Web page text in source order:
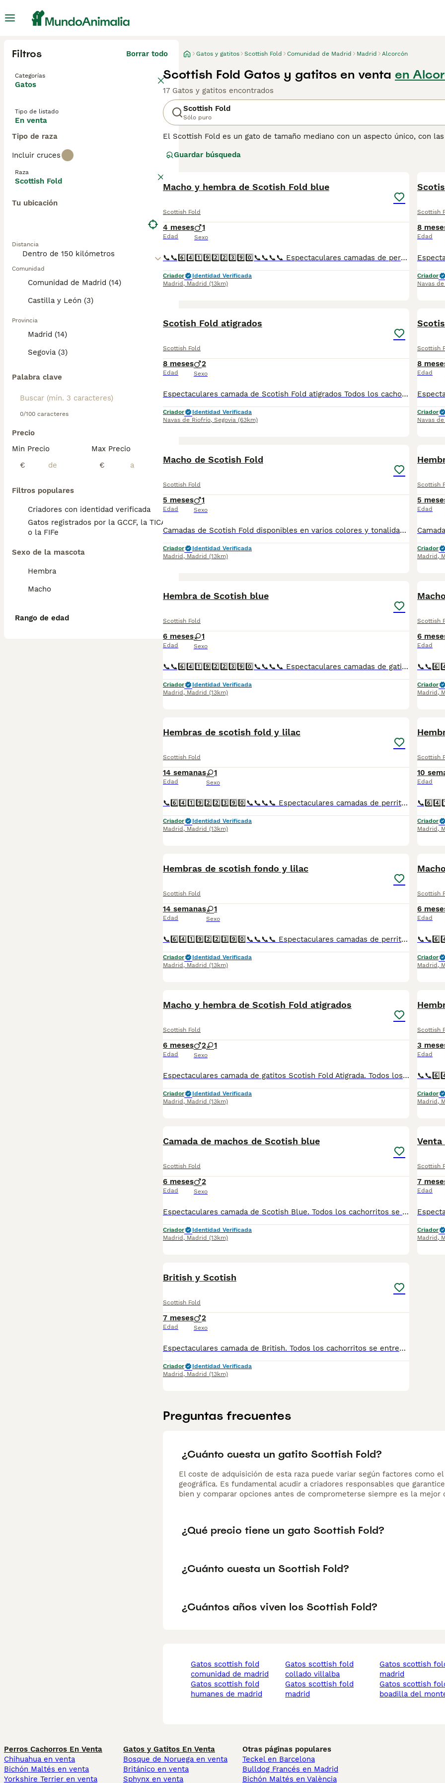
Filtros Borrar todo
Categorías
Gatos
Tipo de listado
En venta
Tipo de raza
Incluir cruces
Raza
Scottish Fold
Tu ubicación
Distancia
Comunidad
Comunidad de Madrid (14)
Castilla y León (3)
Provincia
Madrid (14)
Segovia (3)
Palabra clave
0/100 caracteres
Precio
Min Precio
€
Max Precio
€
Filtros populares
Criadores con identidad verificada
Gatos registrados por la GCCF, la TICA
o la FIFe
Sexo de la mascota
Hembra
Macho
Rango de edad
Gatos y gatitos Scottish Fold Comunidad de Madrid Madrid Alcorcón
Scottish Fold Gatos y gatitos en venta en
17 Gatos y gatitos encontrados
Scottish Fold
Sólo puro
El Scottish Fold es un gato de tamaño mediano con un aspecto único, con
han encontrado su camino en los corazones y hogares de personas de
Lee nuestrapágina de consejos de compra de Scottish Fold para obtener
Guardar búsqueda
Macho y hembra de Scotish Fold blue
Scottish Fold
4 meses
Edad
1
Sexo
📞📞6️⃣4️⃣1️⃣9️⃣2️⃣2️⃣3️⃣9️⃣0️⃣📞📞📞📞 Espectaculares camadas de perritos de Scotish Fold blue nacionales descendientes de las mejores líneas de sangre. Disponibles tanto hembras como machos. Las camadas están bajo supervisión veterinaria desde su nacimiento hasta que son entregadas a su nueva familia. Criados por un equipo de profesionales y mejores personas que, con más de 20 años de experiencia , cuidan a los animales por vocación, aplicando una cría ética y responsable para que cada cachorro se desarrolle con la mejor salud y con un buen temperamento. Todos los cachorritos se entregan con unos dos meses y medio de edad y sus vacunas correspondientes, desparasitados interna y externamente, con certificado de salud, y garantía tanto por enfermedad vírica como congénito genética. Posibilidad de entregar en toda España mediante transporte propio preparado para animales y con chofer privado. Los precios pueden variar según las características y morfología de cada cachorro. Añádenos al whats app o llámanos, y encantados atenderemos todas tus dudas y consultas. Teléfono / Whats app: 641 92 23 90
Criador
Identidad Verificada
Madrid , Madrid (13km)
Scottish
8
Edad
Criador
Navas
Scotish Fold atigrados
Scottish Fold
8 meses
Edad
2
Sexo
Espectaculares camada de Scotish Fold atigrados Todos los cachorritos se entregan con unos dos meses y medio de edad y sus vacunas correspondientes, desparasitados interna y externamente, con certificado de salud, y garantía tanto por enfermedad vírica como congénito genética. Posibilidad de entregar en toda España mediante transporte propio preparado para animales y con chofer privado. Los precios pueden variar según las características y morfología de cada cachorro. Añádenos al whats app o llámanos, y encantados atenderemos todas tus dudas y consultas. Teléfono / Whats app: 641 92 23 90
Criador
Identidad Verificada
Navas de Riofrío, Segovia (63km)
Scottish
8
Edad
Criador
Navas
Macho de Scotish Fold
Scottish Fold
5 meses
Edad
1
Sexo
Camadas de Scotish Fold disponibles en varios colores y tonalidades. Machos y hembras. Criadores responsables y familiares. Se entregan a partir de 2 meses de edad y sus vacunas correspondientes, desparasitados. Todos los cachorros son descendientes de las mejores líneas nacionales. Se entregan en toda España con transporte de alta calidad preparado para animales, van en vehículo climatizado con chófer particular a cargo del comprador. Si tienes dudas o consultas sobre la raza, podemos resolver tus dudas por whats app ;) Abogamos por una cría nacional (no en países del este) en un ambiente familiar con personas con vocación en una cría ética y responsable, y que por encima de todo, aman a los animales Teléfono / Whats app: 641 92 23 90
Criador
Identidad Verificada
Madrid , Madrid (13km)
Scottish
5
Edad
Criador
Madrid ,
Hembra de Scotish blue
Scottish Fold
6 meses
Edad
1
Sexo
📞📞6️⃣4️⃣1️⃣9️⃣2️⃣2️⃣3️⃣9️⃣0️⃣📞📞📞📞 Espectaculares camadas de gatitos de Scotish Fold blue nacionales descendientes de las mejores líneas de sangre. Disponibles tanto hembras como machos. Las camadas están bajo supervisión veterinaria desde su nacimiento hasta que son entregadas a su nueva familia. Criados por un equipo de profesionales y mejores personas que, con más de 20 años de experiencia , cuidan a los animales por vocación, aplicando una cría ética y responsable para que cada cachorro se desarrolle con la mejor salud y con un buen temperamento. Todos los cachorritos se entregan con unos dos meses y medio de edad y sus vacunas correspondientes, desparasitados interna y externamente, con certificado de salud, y garantía tanto por enfermedad vírica como congénito genética. Posibilidad de entregar en toda España mediante transporte propio preparado para animales y con chofer privado. Los precios pueden variar según las características y morfología de cada cachorro. Añádenos al whats app o llámanos, y encantados atenderemos todas tus dudas y consultas. Teléfono / Whats app: 641 92 23 90
Criador
Identidad Verificada
Madrid , Madrid (13km)
Scottish
6
Edad
Criador
Madrid ,
Hembras de scotish fold y lilac
Scottish Fold
14 semanas
Edad
1
Sexo
📞6️⃣4️⃣1️⃣9️⃣2️⃣2️⃣3️⃣9️⃣0️⃣📞📞📞📞 Espectaculares camadas de perritos de machos y hembras de scotisf fold y lilac nacionales descendientes de las mejores líneas de sangre. Disponibles tanto hembras como machos. Las camadas están bajo supervisión veterinaria desde su nacimiento hasta que son entregadas a su nueva familia. Criados por un equipo de profesionales y mejores personas que, con más de 20 años de experiencia , cuidan a los animales por vocación, aplicando una cría ética y responsable para que cada cachorro se desarrolle con la mejor salud y con un buen temperamento. Todos los cachorritos se entregan con unos dos meses y medio de edad y sus vacunas correspondientes, desparasitados interna y externamente, con certificado de salud, y garantía tanto por enfermedad vírica como congénito genética. Posibilidad de entregar en toda España mediante transporte propio preparado para animales y con chofer privado. Los precios pueden variar según las características y morfología de cada cachorro. Añádenos al whats app o llámanos, y encantados atenderemos todas tus dudas y consultas. Teléfono / Whats app: 641 92 23 90
Criador
Identidad Verificada
Madrid , Madrid (13km)
Scottish
10
Edad
Criador
Madrid ,
Hembras de scotish fondo y lilac
Scottish Fold
14 semanas
Edad
1
Sexo
📞6️⃣4️⃣1️⃣9️⃣2️⃣2️⃣3️⃣9️⃣0️⃣📞📞📞📞 Espectaculares camadas de perritos de machos y hembras de scotish Fold y lilac nacionales descendientes de las mejores líneas de sangre. Disponibles tanto hembras como machos. Las camadas están bajo supervisión veterinaria desde su nacimiento hasta que son entregadas a su nueva familia. Criados por un equipo de profesionales y mejores personas que, con más de 20 años de experiencia , cuidan a los animales por vocación, aplicando una cría ética y responsable para que cada cachorro se desarrolle con la mejor salud y con un buen temperamento. Todos los cachorritos se entregan con unos dos meses y medio de edad y sus vacunas correspondientes, desparasitados interna y externamente, con certificado de salud, y garantía tanto por enfermedad vírica como congénito genética. Posibilidad de entregar en toda España mediante transporte propio preparado para animales y con chofer privado. Los precios pueden variar según las características y morfología de cada cachorro. Añádenos al whats app o llámanos, y encantados atenderemos todas tus dudas y consultas. Teléfono / Whats app: 641 92 23 90
Criador
Identidad Verificada
Madrid , Madrid (13km)
Scottish
6
Edad
Criador
Madrid ,
Macho y hembra de Scotish Fold atigrados
Scottish Fold
6 meses
Edad
2 1
Sexo
Espectaculares camada de gatitos Scotish Fold Atigrada. Todos los cachorritos se entregan con unos dos meses y medio de edad y sus vacunas correspondientes, desparasitados interna y externamente, con certificado de salud, y garantía tanto por enfermedad vírica como congénito genética. Posibilidad de entregar en toda España mediante transporte propio preparado para animales y con chofer privado. Los precios pueden variar según las características y morfología de cada cachorro. Añádenos al whats app o llámanos, y encantados atenderemos todas tus dudas y consultas. Teléfono / Whats app: 641 92 23 90
Criador
Identidad Verificada
Madrid , Madrid (13km)
Scottish
3
Edad
Criador
Madrid ,
Camada de machos de Scotish blue
Scottish Fold
6 meses
Edad
2
Sexo
Espectaculares camada de Scotish Blue. Todos los cachorritos se entregan con unos dos meses y medio de edad y sus vacunas correspondientes, desparasitados interna y externamente, con certificado de salud, y garantía tanto por enfermedad vírica como congénito genética. Posibilidad de entregar en toda España mediante transporte propio preparado para animales y con chofer privado. Los precios pueden variar según las características y morfología de cada cachorro. Añádenos al whats app o llámanos, y encantados atenderemos todas tus dudas y consultas. Teléfono / Whats app: 641 92 23 90
Criador
Identidad Verificada
Madrid , Madrid (13km)
Scottish
7
Edad
Criador
Madrid ,
British y Scotish
Scottish Fold
7 meses
Edad
2
Sexo
Espectaculares camada de British. Todos los cachorritos se entregan con unos dos meses y medio de edad y sus vacunas correspondientes, desparasitados interna y externamente, con certificado de salud, y garantía tanto por enfermedad vírica como congénito genética. Posibilidad de entregar en toda España mediante transporte propio preparado para animales y con chofer privado. Los precios pueden variar según las características y morfología de cada cachorro. Añádenos al whats app o llámanos, y encantados atenderemos todas tus dudas y consultas. Teléfono / Whats app: 641 92 23 90
Criador
Identidad Verificada
Madrid , Madrid (13km)
Preguntas frecuentes
¿Cuánto cuesta un gatito Scottish Fold?
El coste de adquisición de esta raza puede variar según factores como
geográfica. Es fundamental acudir a criadores responsables que
bien y comparar opciones antes de comprometerse siempre es la mejor
¿Qué precio tiene un gato Scottish Fold?
¿Cuánto cuesta un Scottish Fold?
¿Cuántos años viven los Scottish Fold?
gatos scottish fold
comunidad de madrid
gatos scottish fold
humanes de madrid
gatos scottish fold
collado villalba
gatos scottish fold
madrid
gatos scottish fold
madrid
gatos scottish fold
boadilla del
Perros Cachorros En Venta
Chihuahua en venta
Bichón Maltés en venta
Yorkshire Terrier en venta
Gatos y Gatitos En Venta
Bosque de Noruega en venta
Británico en venta
Sphynx en venta
Otras páginas populares
Teckel en Barcelona
Bulldog Francés en Madrid
Bichón Maltés en València